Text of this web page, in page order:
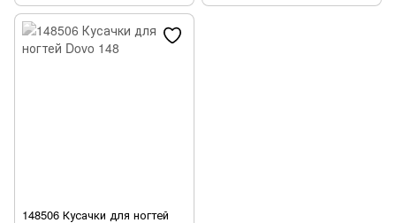
148506 Кусачки для ногтей